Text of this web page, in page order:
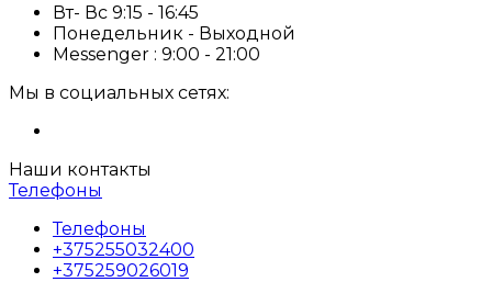
Вт- Вс 9:15 - 16:45
Понедельник - Выходной
Messenger : 9:00 - 21:00
Мы в социальных сетях:
Наши контакты
Телефоны
Телефоны
+375255032400
+375259026019